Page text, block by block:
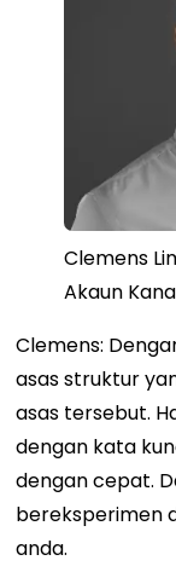
Clemens
Akaun
Clemens:
asas struktur
asas tersebut.
dengan kata
dengan cepat.
bereksperimen
anda.